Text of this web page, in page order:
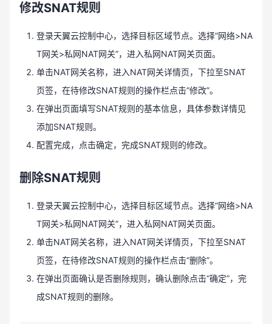
修改SNAT规则
登录天翼云控制中心，选择目标区域节点。选择“网络>NA
T网关>私网NAT网关”，进入私网NAT网关页面。
单击NAT网关名称，进入NAT网关详情页，下拉至SNAT
页签，在待修改SNAT规则的操作栏点击“修改”。
在弹出页面填写SNAT规则的基本信息，具体参数详情见
添加SNAT规则。
配置完成，点击确定，完成SNAT规则的修改。
删除SNAT规则
登录天翼云控制中心，选择目标区域节点。选择“网络>NA
T网关>私网NAT网关”，进入私网NAT网关页面。
单击NAT网关名称，进入NAT网关详情页，下拉至SNAT
页签，在待修改SNAT规则的操作栏点击“删除”。
在弹出页面确认是否删除规则，确认删除点击“确定”，完
成SNAT规则的删除。